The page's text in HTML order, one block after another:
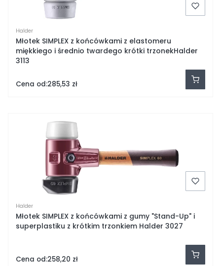
Halder
Młotek SIMPLEX z końcówkami z elastomeru
miękkiego i średnio twardego krótki trzonekHalder
3113
Cena od:285,53 zł
Halder
Młotek SIMPLEX z końcówkami z gumy "Stand-Up" i
superplastiku z krótkim trzonkiem Halder 3027
Cena od:258,20 zł